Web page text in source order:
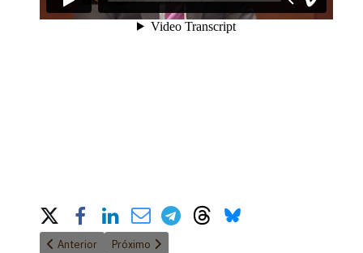
Share on Social Media
Artigo anterior: Anatomia do Poder - 03/05/2015
Anterior Próximo artigo: Anatomia do Poder - 17/05/2015
Próximo